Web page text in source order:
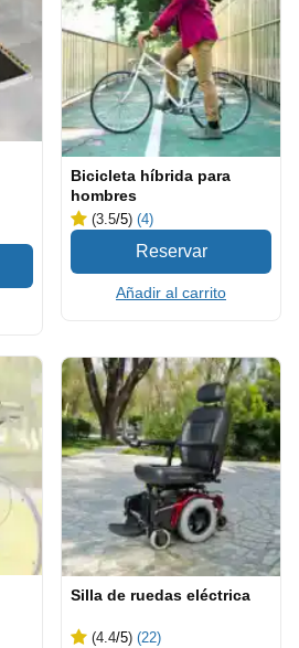
Bicicleta híbrida para
hombres
(3.5/5) (4)
Añadir al carrito
Silla de ruedas eléctrica
(4.4/5) (22)